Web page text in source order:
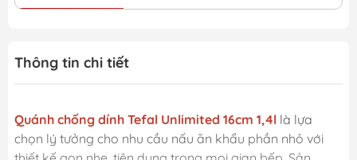
Thông tin chi tiết
Quánh chống dính Tefal Unlimited 16cm 1,4l là lựa
chọn lý tưởng cho nhu cầu nấu ăn khẩu phần nhỏ với